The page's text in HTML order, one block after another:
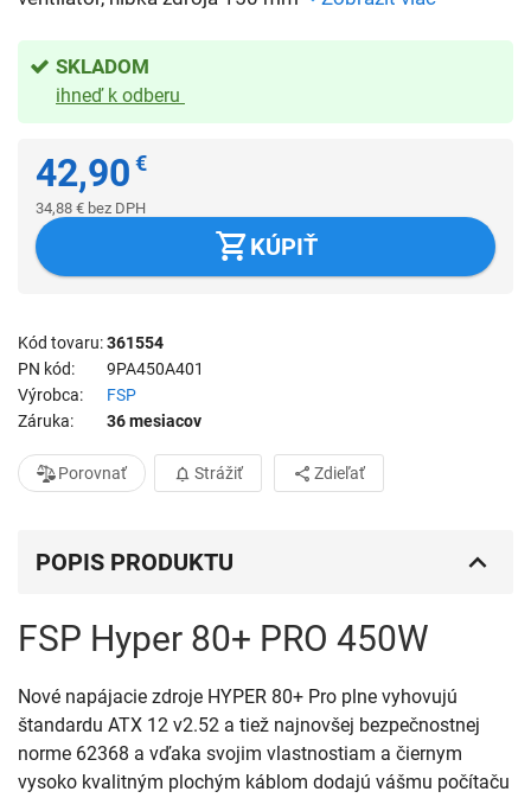
SKLADOM
ihneď k odberu
42,90 €
34,88 € bez DPH
KÚPIŤ
Kód tovaru 361554
PN kód
9PA450A401
Výrobca
FSP
Záruka
36 mesiacov
Porovnať Strážiť Zdieľať
POPIS PRODUKTU
FSP Hyper 80+ PRO 450W
Nové napájacie zdroje HYPER 80+ Pro plne vyhovujú
štandardu ATX 12 v2.52 a tiež najnovšej bezpečnostnej
norme 62368 a vďaka svojim vlastnostiam a čiernym
vysoko kvalitným plochým káblom dodajú vášmu počítaču